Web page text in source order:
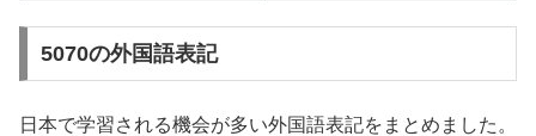
5070の外国語表記
日本で学習される機会が多い外国語表記をまとめました。